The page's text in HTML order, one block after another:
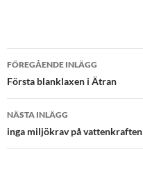
Inläggsnavigering
FÖREGÅENDE INLÄGG
Första blanklaxen i Ätran
NÄSTA INLÄGG
inga miljökrav på vattenkraften